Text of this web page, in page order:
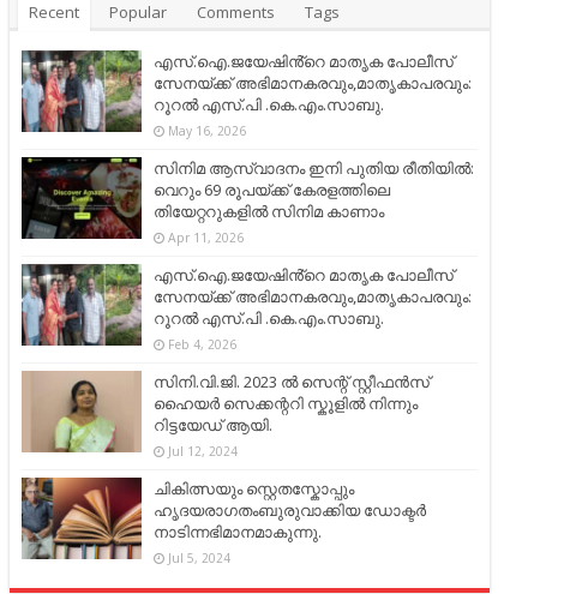
Recent Popular Comments Tags
എസ്.ഐ.ജയേഷിൻ്റെ മാതൃക പോലീസ്
സേനയ്ക്ക് അഭിമാനകരവും,മാതൃകാപരവും:
റൂറൽ എസ്.പി .കെ.എം.സാബു.
May 16, 2026
സിനിമ ആസ്വാദനം ഇനി പുതിയ രീതിയിൽ:
വെറും 69 രൂപയ്ക്ക് കേരളത്തിലെ
തിയേറ്ററുകളിൽ സിനിമ കാണാം
Apr 11, 2026
എസ്.ഐ.ജയേഷിൻ്റെ മാതൃക പോലീസ്
സേനയ്ക്ക് അഭിമാനകരവും,മാതൃകാപരവും:
റൂറൽ എസ്.പി .കെ.എം.സാബു.
Feb 4, 2026
സിനി.വി.ജി. 2023 ൽ സെന്റ് സ്റ്റീഫൻസ്
ഹൈയർ സെക്കന്ററി സ്കൂളിൽ നിന്നും
റിട്ടയേഡ് ആയി.
Jul 12, 2024
ചികിത്സയും സ്റ്റെതസ്കോപ്പും
ഹൃദയരാഗതംബുരുവാക്കിയ ഡോക്ടർ
നാടിന്നഭിമാനമാകുന്നു.
Jul 5, 2024